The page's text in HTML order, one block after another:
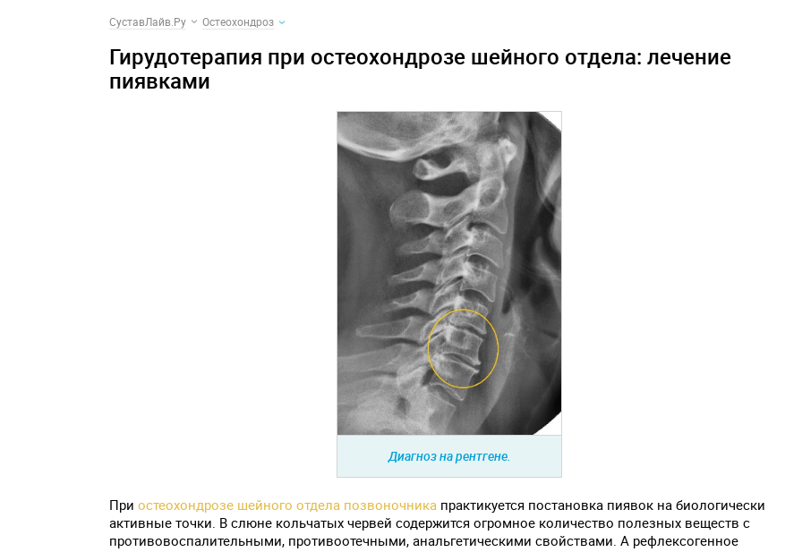
СуставЛайв.Ру Остеохондроз
Гирудотерапия при остеохондрозе шейного отдела: лечение
пиявками
Диагноз на рентгене.
При остеохондрозе шейного отдела позвоночника практикуется постановка пиявок на биологически
активные точки. В слюне кольчатых червей содержится огромное количество полезных веществ с
противовоспалительными, противоотечными, анальгетическими свойствами. А рефлексогенное